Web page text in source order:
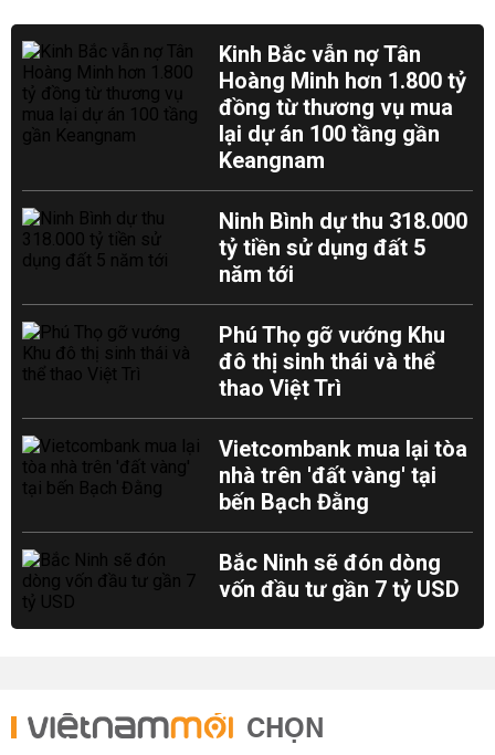
Kinh Bắc vẫn nợ Tân
Hoàng Minh hơn 1.800 tỷ
đồng từ thương vụ mua
lại dự án 100 tầng gần
Keangnam
Ninh Bình dự thu 318.000
tỷ tiền sử dụng đất 5
năm tới
Phú Thọ gỡ vướng Khu
đô thị sinh thái và thể
thao Việt Trì
Vietcombank mua lại tòa
nhà trên 'đất vàng' tại
bến Bạch Đằng
Bắc Ninh sẽ đón dòng
vốn đầu tư gần 7 tỷ USD
CHỌN